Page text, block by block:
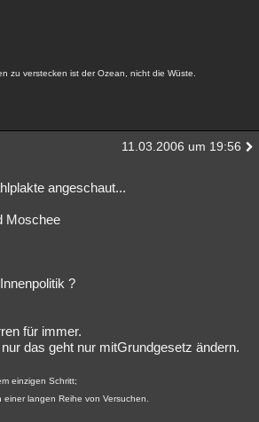
zu verstecken ist der Ozean, nicht die Wüste.
11.03.2006 um 19:56
angeschaut...
Moschee
?
für immer.
das geht nur mitGrundgesetz ändern.
einzigen Schritt;
langen Reihe von Versuchen.